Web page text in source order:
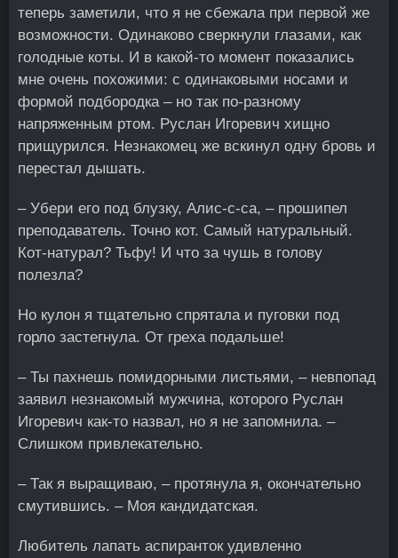
теперь заметили, что я не сбежала при первой же
возможности. Одинаково сверкнули глазами, как
голодные коты. И в какой-то момент показались
мне очень похожими: с одинаковыми носами и
формой подбородка – но так по-разному
напряженным ртом. Руслан Игоревич хищно
прищурился. Незнакомец же вскинул одну бровь и
перестал дышать.
– Убери его под блузку, Алис-с-са, – прошипел
преподаватель. Точно кот. Самый натуральный.
Кот-натурал? Тьфу! И что за чушь в голову
полезла?
Но кулон я тщательно спрятала и пуговки под
горло застегнула. От греха подальше!
– Ты пахнешь помидорными листьями, – невпопад
заявил незнакомый мужчина, которого Руслан
Игоревич как-то назвал, но я не запомнила. –
Слишком привлекательно.
– Так я выращиваю, – протянула я, окончательно
смутившись. – Моя кандидатская.
Любитель лапать аспиранток удивленно